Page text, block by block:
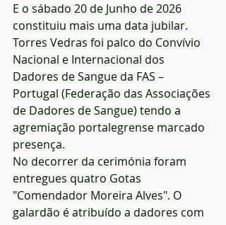
E o sábado 20 de Junho de 2026
constituiu mais uma data jubilar.
Torres Vedras foi palco do Convívio
Nacional e Internacional dos
Dadores de Sangue da FAS –
Portugal (Federação das Associações
de Dadores de Sangue) tendo a
agremiação portalegrense marcado
presença.
No decorrer da cerimónia foram
entregues quatro Gotas
"Comendador Moreira Alves". O
galardão é atribuído a dadores com